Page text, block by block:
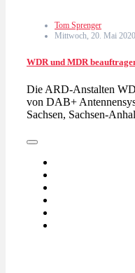
Tom Sprenger
Mittwoch, 20. Mai 2020
WDR und MDR
Die ARD-Anstalten
von DAB+
Sachsen, Sachsen-